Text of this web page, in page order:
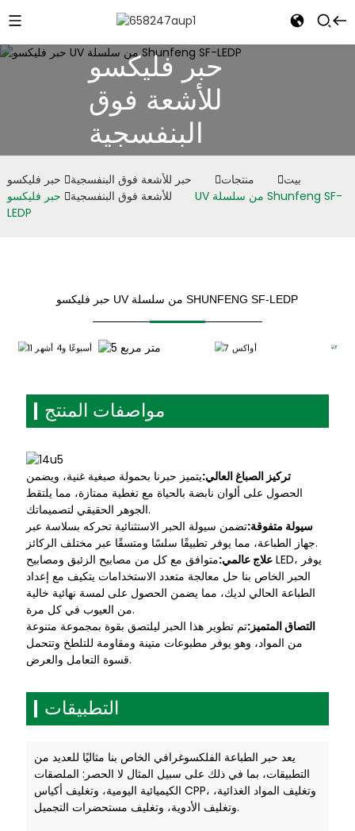
حبر فليكسو
للأشعة فوق
البنفسجية
بيت منتجات حبر للأشعة فوق البنفسجية
حبر فليكسو
للأشعة فوق البنفسجية
حبر فليكسو UV من سلسلة Shunfeng SF-
LEDP
حبر فليكسو UV من سلسلة SHUNFENG SF-LEDP
مواصفات المنتج
تركيز الصباغ العالي:يتميز حبرنا بحمولة صبغية غنية، ويضمن
الحصول على ألوان نابضة بالحياة مع تغطية ممتازة، مما يلتقط
الجوهر الحقيقي لتصميماتك.
سيولة متفوقة:تضمن سيولة الحبر الاستثنائية تحركه بسلاسة عبر
جهاز الطباعة، مما يوفر تطبيقًا سلسًا ومتسقًا عبر مختلف الركائز.
علاج عالمي:متوافق مع كل من مصابيح الزئبق ومصابيح LED، يوفر
الحبر الخاص بنا حل معالجة متعدد الاستخدامات يتكيف مع إعداد
الطباعة الحالي لديك، مما يضمن الحصول على لمسة نهائية خالية
من العيوب في كل مرة.
التصاق المتميز:تم تطوير هذا الحبر ليلتصق بقوة بمجموعة متنوعة
من المواد، وهو يوفر مطبوعات متينة ومقاومة للتلطخ وتتحمل
قسوة التعامل والعرض.
التطبيقات
يعد حبر الطباعة الفلكسوغرافي الخاص بنا مثاليًا للعديد من
التطبيقات، بما في ذلك على سبيل المثال لا الحصر: الملصقات
الكيميائية اليومية، وتغليف أكياس CPP، وتغليف المواد الغذائية،
وتغليف الأدوية، وتغليف مستحضرات التجميل.